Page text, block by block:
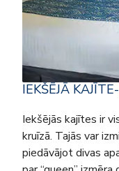
IEKŠĒJĀ
Iekšējās kajītes ir
kruīzā. Tajās var
piedāvājot divas